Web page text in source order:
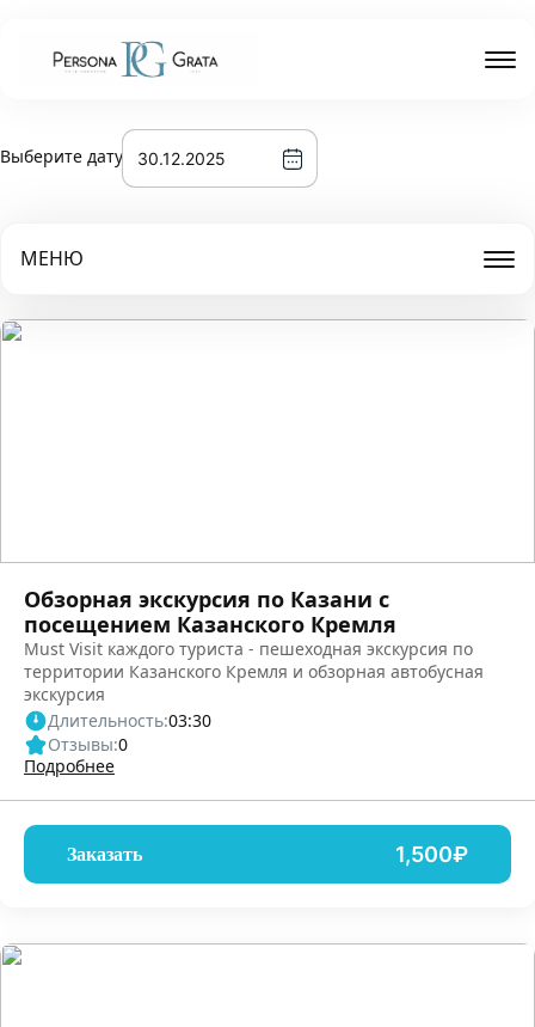
Выберите дату
МЕНЮ
Обзорная экскурсия по Казани с
посещением Казанского Кремля
Must Visit каждого туриста - пешеходная экскурсия по
территории Казанского Кремля и обзорная автобусная
экскурсия
Длительность:03:30
Отзывы:0
Подробнее
Заказать 1,500₽